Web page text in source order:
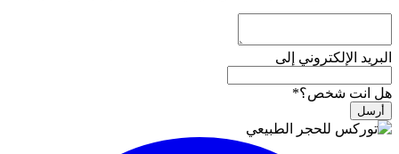
البريد الإلكتروني إلى
هل انت شخص؟*
أرسل
رابط